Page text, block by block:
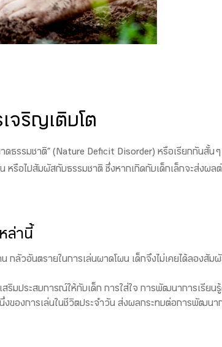
จริญเติบโต
ดธรรมชาติ” (Nature Deficit Disorder) หรือเรียกกันสั้น ๆ
รือไปสัมผัสกับธรรมชาติ ซึ่งหากเกิดกับเด็กเล็กจะส่งผลต่
ล่านี้
กลัวอันตรายในการเล่นผาดโผน เด็กจึงไม่เคยได้ลองสัม
ริมประสบการณ์ให้กับเด็ก การใส่ใจ การพัฒนาการเรียนรู้
งของการเล่นในชีวิตประจำวัน ส่งผลกระทบต่อการพัฒนา